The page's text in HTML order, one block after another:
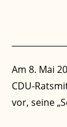
Am 8. Mai
CDU-
vor, seine